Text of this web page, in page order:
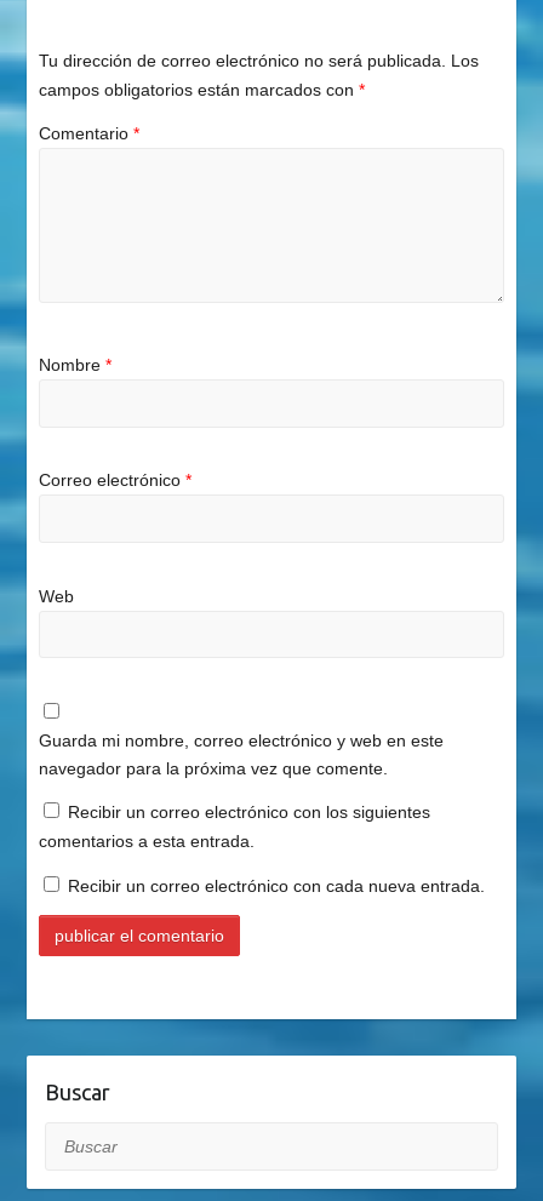
Tu dirección de correo electrónico no será publicada.
Los
campos obligatorios están marcados con *
Comentario *
Nombre *
Correo electrónico *
Web
Guarda mi nombre, correo electrónico y web en este
navegador para la próxima vez que comente.
Recibir un correo electrónico con los siguientes
comentarios a esta entrada.
Recibir un correo electrónico con cada nueva entrada.
Buscar
Buscar